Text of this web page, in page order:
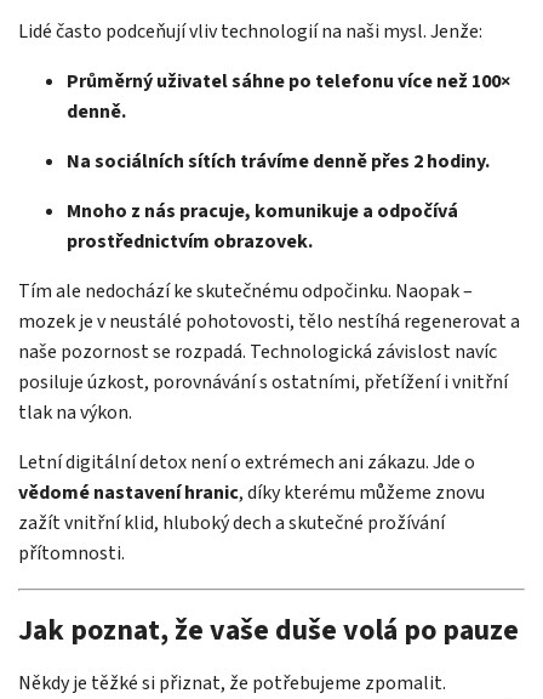
Lidé často podceňují vliv technologií na naši mysl. Jenže:
Průměrný uživatel sáhne po telefonu více než 100×
denně.
Na sociálních sítích trávíme denně přes 2 hodiny.
Mnoho z nás pracuje, komunikuje a odpočívá
prostřednictvím obrazovek.
Tím ale nedochází ke skutečnému odpočinku. Naopak –
mozek je v neustálé pohotovosti, tělo nestíhá regenerovat a
naše pozornost se rozpadá. Technologická závislost navíc
posiluje úzkost, porovnávání s ostatními, přetížení i vnitřní
tlak na výkon.
Letní digitální detox není o extrémech ani zákazu. Jde o
vědomé nastavení hranic, díky kterému můžeme znovu
zažít vnitřní klid, hluboký dech a skutečné prožívání
přítomnosti.
Jak poznat, že vaše duše volá po pauze
Někdy je těžké si přiznat, že potřebujeme zpomalit.